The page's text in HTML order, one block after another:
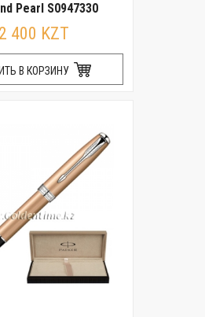
Pearl S0947330
400 KZT
В КОРЗИНУ